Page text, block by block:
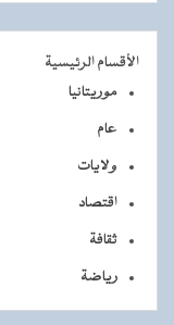
الأقسام الرئيسية
موريتانيا
عام
ولايات
اقتصاد
ثقافة
رياضة